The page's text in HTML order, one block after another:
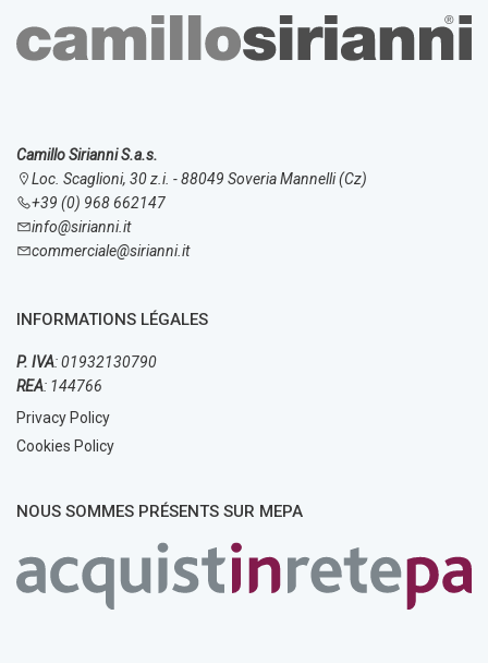
Camillo Sirianni S.a.s.
Loc. Scaglioni, 30 z.i. - 88049 Soveria Mannelli (Cz)
+39 (0) 968 662147
info@sirianni.it
commerciale@sirianni.it
INFORMATIONS LÉGALES
P. IVA: 01932130790
REA: 144766
Privacy Policy
Cookies Policy
NOUS SOMMES PRÉSENTS SUR MEPA